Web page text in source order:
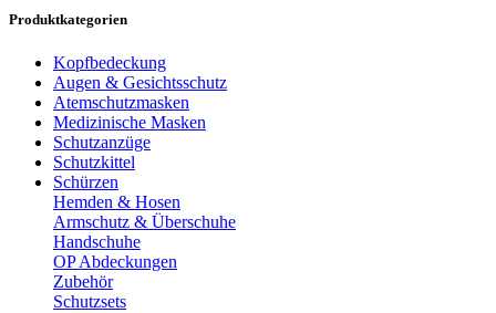
Produktkategorien
Kopfbedeckung
Augen & Gesichtsschutz
Atemschutzmasken
Medizinische Masken
Schutzanzüge
Schutzkittel
Schürzen
Hemden & Hosen
Armschutz & Überschuhe
Handschuhe
OP Abdeckungen
Zubehör
Schutzsets